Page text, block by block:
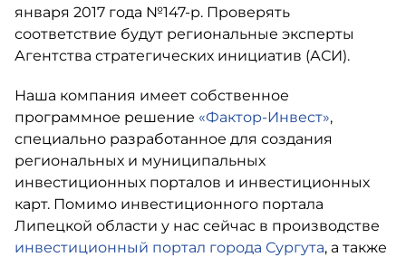
января 2017 года №147-р. Проверять
соответствие будут региональные эксперты
Агентства стратегических инициатив (АСИ).
Наша компания имеет собственное
программное решение «Фактор-Инвест»,
специально разработанное для создания
региональных и муниципальных
инвестиционных порталов и инвестиционных
карт. Помимо инвестиционного портала
Липецкой области у нас сейчас в производстве
инвестиционный портал города Сургута, а также